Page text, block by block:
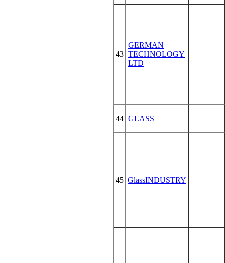
43
GERMAN
TECHNOLOGY
LTD
44 GLASS
45 GlassINDUSTRY